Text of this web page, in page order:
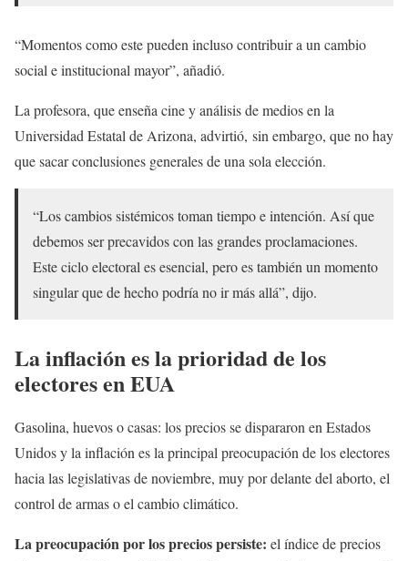
“Momentos como este pueden incluso contribuir a un cambio
social e institucional mayor”, añadió.
La profesora, que enseña cine y análisis de medios en la
Universidad Estatal de Arizona, advirtió, sin embargo, que no hay
que sacar conclusiones generales de una sola elección.
“Los cambios sistémicos toman tiempo e intención. Así que
debemos ser precavidos con las grandes proclamaciones.
Este ciclo electoral es esencial, pero es también un momento
singular que de hecho podría no ir más allá”, dijo.
La inflación es la prioridad de los
electores en EUA
Gasolina, huevos o casas: los precios se dispararon en Estados
Unidos y la inflación es la principal preocupación de los electores
hacia las legislativas de noviembre, muy por delante del aborto, el
control de armas o el cambio climático.
La preocupación por los precios persiste: el índice de precios